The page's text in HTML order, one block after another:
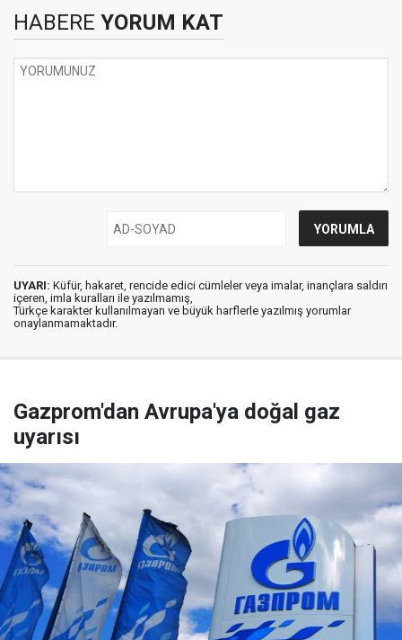
HABERE YORUM KAT
UYARI: Küfür, hakaret, rencide edici cümleler veya imalar, inançlara saldırı
içeren, imla kuralları ile yazılmamış,
Türkçe karakter kullanılmayan ve büyük harflerle yazılmış yorumlar
onaylanmamaktadır.
Gazprom'dan Avrupa'ya doğal gaz
uyarısı